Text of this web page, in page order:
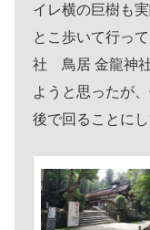
イレ横の巨樹も
とこ歩いて行っ
社 鳥居 金龍神
ようと思ったが
後で回ることに